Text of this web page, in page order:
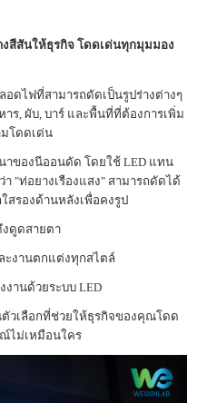
สีสันให้ธุรกิจ โดดเด่นทุกมุมมอง
ดไฟที่สามารถดัดเป็นรูปร่างต่างๆ
ร, ผับ, บาร์ และพื้นที่ที่ต้องการเพิ่ม
โดดเด่น
าของนีออนดัด โดยใช้ LED แทน
"ท่อยางเรืองแสง" สามารถดัดได้
สรองด้านหลังเพื่อคงรูป
งดูดสายตา
ะงานตกแต่งทุกสไตล์
านด้วยระบบ LED
วเลือกที่ช่วยให้ธุรกิจของคุณโดด
ไม่เหมือนใคร